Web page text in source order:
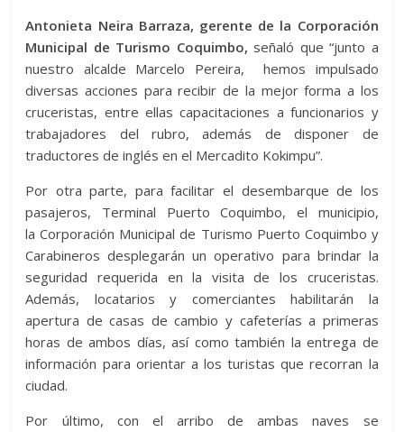
Antonieta Neira Barraza, gerente de la Corporación
Municipal de Turismo Coquimbo, señaló que “junto a
nuestro alcalde Marcelo Pereira, hemos impulsado
diversas acciones para recibir de la mejor forma a los
cruceristas, entre ellas capacitaciones a funcionarios y
trabajadores del rubro, además de disponer de
traductores de inglés en el Mercadito Kokimpu”.
Por otra parte, para facilitar el desembarque de los
pasajeros, Terminal Puerto Coquimbo, el municipio,
la Corporación Municipal de Turismo Puerto Coquimbo y
Carabineros desplegarán un operativo para brindar la
seguridad requerida en la visita de los cruceristas.
Además, locatarios y comerciantes habilitarán la
apertura de casas de cambio y cafeterías a primeras
horas de ambos días, así como también la entrega de
información para orientar a los turistas que recorran la
ciudad.
Por último, con el arribo de ambas naves se